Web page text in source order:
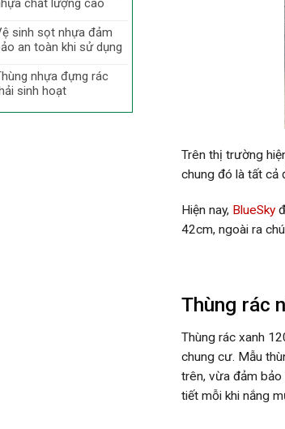
chất lượng cao
sinh sọt nhựa đảm
an toàn khi sử dụng
nhựa đựng rác
sinh hoạt
Trên thị trường
chung đó là tất cả
Hiện nay, BlueSky
42cm, ngoài ra
Thùng rác
Thùng rác xanh
chung cư. Mẫu
trên, vừa đảm
tiết mỗi khi nắng